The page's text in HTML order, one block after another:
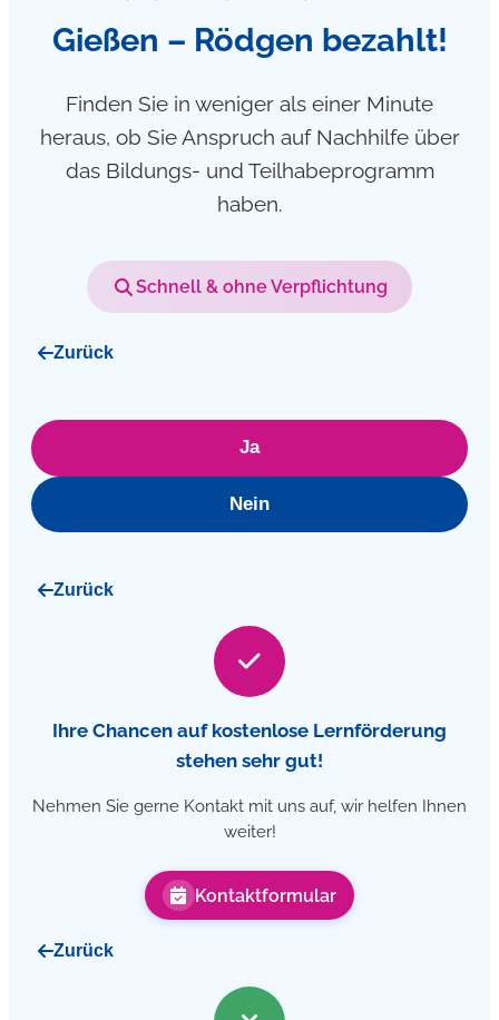
Gießen – Rödgen bezahlt!
Finden Sie in weniger als einer Minute
heraus, ob Sie Anspruch auf Nachhilfe über
das Bildungs- und Teilhabeprogramm
haben.
Schnell & ohne Verpflichtung
Zurück
Ja
Nein
Zurück
Ihre Chancen auf kostenlose Lernförderung
stehen sehr gut!
Nehmen Sie gerne Kontakt mit uns auf, wir helfen Ihnen
weiter!
Kontaktformular
Zurück